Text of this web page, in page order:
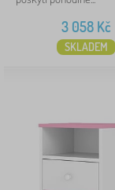
3 058Kč
SKLADEM